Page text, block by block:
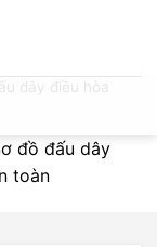
dây điều hòa
đồ đấu dây
toàn